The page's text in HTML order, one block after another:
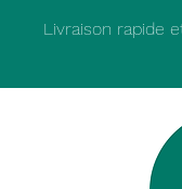
Livraison rapide